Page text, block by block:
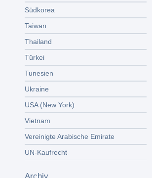
Südkorea
Taiwan
Thailand
Türkei
Tunesien
Ukraine
USA (New York)
Vietnam
Vereinigte Arabische Emirate
UN-Kaufrecht